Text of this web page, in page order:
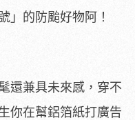
」的防颱好物阿！
還兼具未來感，穿不
你在幫鋁箔紙打廣告